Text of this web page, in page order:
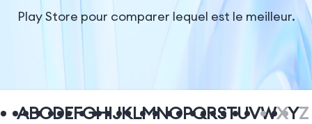
Play Store pour comparer lequel est le meilleur.
ABCDEFGHIJKLMNOPQRSTUVWXYZ